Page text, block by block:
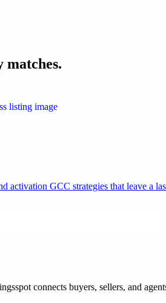
matches.
activation GCC strategies that leave
connects buyers, sellers, and